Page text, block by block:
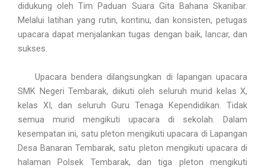
didukung oleh Tim Paduan Suara Gita Bahana Skanibar.
Melalui latihan yang rutin, kontinu, dan konsisten, petugas
upacara dapat menjalankan tugas dengan baik, lancar, dan
sukses.
Upacara bendera dilangsungkan di lapangan upacara
SMK Negeri Tembarak, diikuti oleh seluruh murid kelas X,
kelas XI, dan seluruh Guru Tenaga Kependidikan. Tidak
semua murid mengikuti upacara di sekolah. Dalam
kesempatan ini, satu pleton mengikuti upacara di Lapangan
Desa Banaran Tembarak, satu pleton mengikuti upacara di
halaman Polsek Tembarak, dan tiga pleton mengikuti